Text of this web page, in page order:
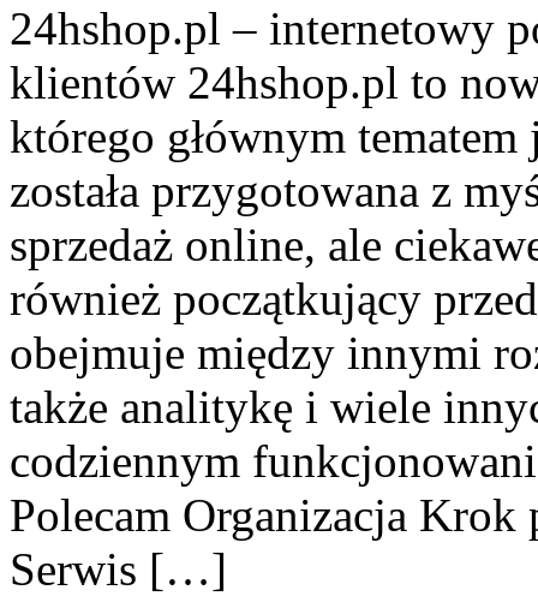
24hshop.pl – internetowy
klientów 24hshop.pl to
którego głównym tematem
została przygotowana z
sprzedaż online, ale
również początkujący
obejmuje między innymi
także analitykę i wiele
codziennym
Polecam Organizacja
Serwis […]